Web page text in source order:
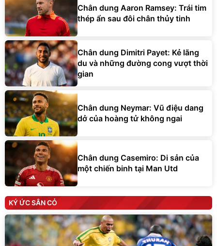
Chân dung Aaron Ramsey: Trái tim
thép ẩn sau đôi chân thủy tinh
Chân dung Dimitri Payet: Kẻ lãng
du và những đường cong vượt thời
gian
Chân dung Neymar: Vũ điệu dang
dở của hoàng tử không ngai
Chân dung Casemiro: Di sản của
một chiến binh tại Man Utd
KÝ ỨC SÂN CỎ